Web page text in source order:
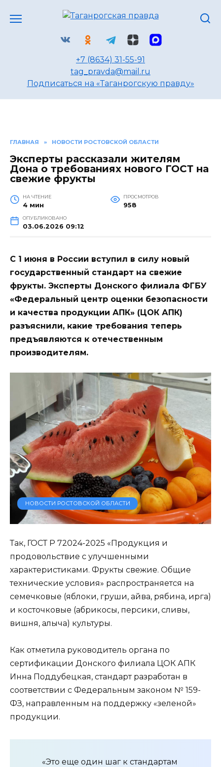
+7 (8634) 31-55-91
tag_pravda@mail.ru
Подписаться на «Таганрогскую правду»
ГЛАВНАЯ » НОВОСТИ РОСТОВСКОЙ ОБЛАСТИ
Эксперты рассказали жителям
Дона о требованиях нового ГОСТ на
свежие фрукты
НА ЧТЕНИЕ
4 мин
ПРОСМОТРОВ
958
ОПУБЛИКОВАНО
03.06.2026 09:12
С 1 июня в России вступил в силу новый
государственный стандарт на свежие
фрукты. Эксперты Донского филиала ФГБУ
«Федеральный центр оценки безопасности
и качества продукции АПК» (ЦОК АПК)
разъяснили, какие требования теперь
предъявляются к отечественным
производителям.
НОВОСТИ РОСТОВСКОЙ ОБЛАСТИ
Так, ГОСТ Р 72024-2025 «Продукция и
продовольствие с улучшенными
характеристиками. Фрукты свежие. Общие
технические условия» распространяется на
семечковые (яблоки, груши, айва, рябина, ирга)
и косточковые (абрикосы, персики, сливы,
вишня, алыча) культуры.
Как отметила руководитель органа по
сертификации Донского филиала ЦОК АПК
Инна Поддубецкая, стандарт разработан в
соответствии с Федеральным законом № 159-
ФЗ, направленным на поддержку «зеленой»
продукции.
«Это еще один шаг к стандартам